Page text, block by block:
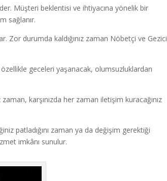
Müşteri beklentisi ve ihtiyacına yönelik bir
sağlanır.
Zor durumda kaldığınız zaman Nöbetçi ve Gezici
geceleri yaşanacak, olumsuzluklardan
karşınızda her zaman iletişim kuracağınız
patladığını zaman ya da değişim gerektiği
imkânı sunulur.